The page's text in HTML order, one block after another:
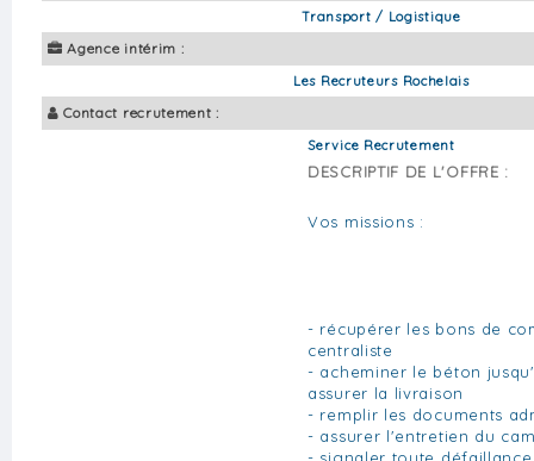
Transport / Logistique
Agence intérim :
Les Recruteurs Rochelais
Contact recrutement :
Service Recrutement
DESCRIPTIF DE L'OFFRE :
Vos missions :
- récupérer les bons de
centraliste
- acheminer le béton
assurer la livraison
- remplir les documents
- assurer l'entretien du